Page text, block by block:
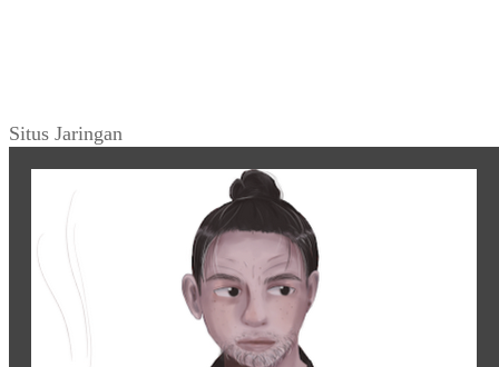
Situs Jaringan